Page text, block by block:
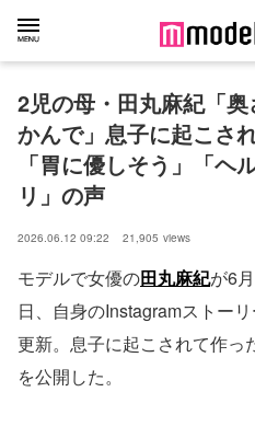
2児の母・田丸麻紀「
かんで」息子に起こさ
「胃に優しそう」「ヘ
リ」の声
2026.06.12 09:22 21,905 views
モデルで女優の田丸麻紀が6
日、自身のInstagramストー
更新。息子に起こされて作っ
を公開した。